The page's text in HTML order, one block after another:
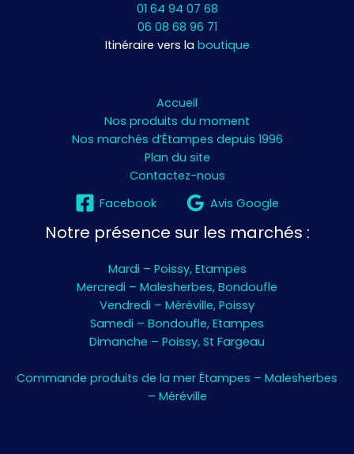
01 64 94 07 68
06 08 68 96 71
Itinéraire vers la boutique
Accueil
Nos produits du moment
Nos marchés d’Étampes depuis 1996
Plan du site
Contactez-nous
Facebook
Avis Google
Notre présence sur les marchés :
Mardi – Poissy, Etampes
Mercredi – Malesherbes, Bondoufle
Vendredi – Méréville, Poissy
Samedi – Bondoufle, Etampes
Dimanche – Poissy, St Fargeau
Commande produits de la mer Étampes – Malesherbes
– Méréville